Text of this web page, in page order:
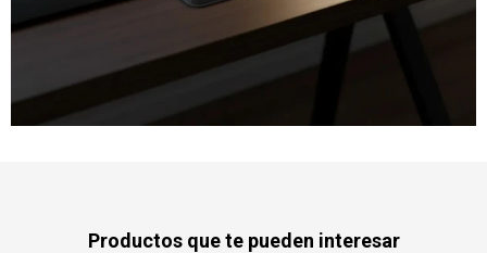
Productos que te pueden interesar